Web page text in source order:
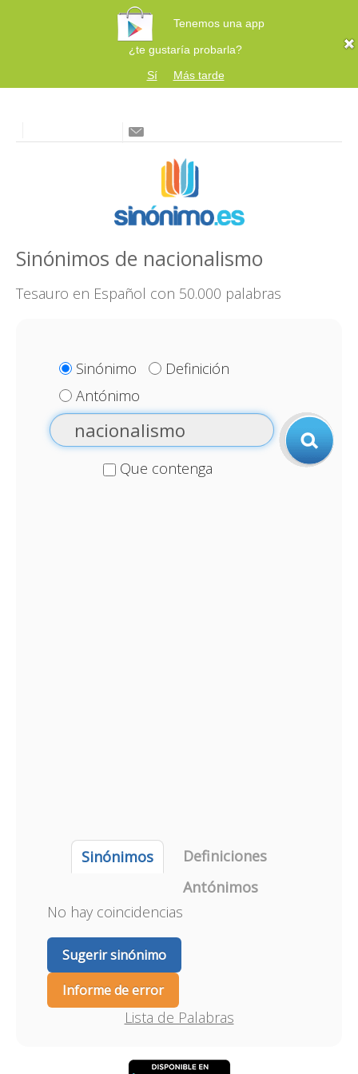
Tenemos una app
¿te gustaría probarla?
Sí
Más tarde
Sinónimos de nacionalismo
Tesauro en Español con 50.000 palabras
Sinónimo
Definición
Antónimo
Que contenga
Sinónimos
Definiciones
Antónimos
No hay coincidencias
Sugerir sinónimo
Informe de error
Lista de Palabras